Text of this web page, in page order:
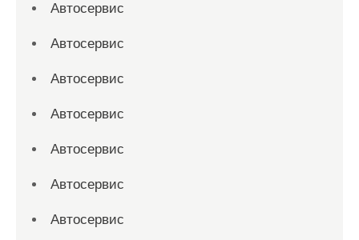
Автосервис
Автосервис
Автосервис
Автосервис
Автосервис
Автосервис
Автосервис